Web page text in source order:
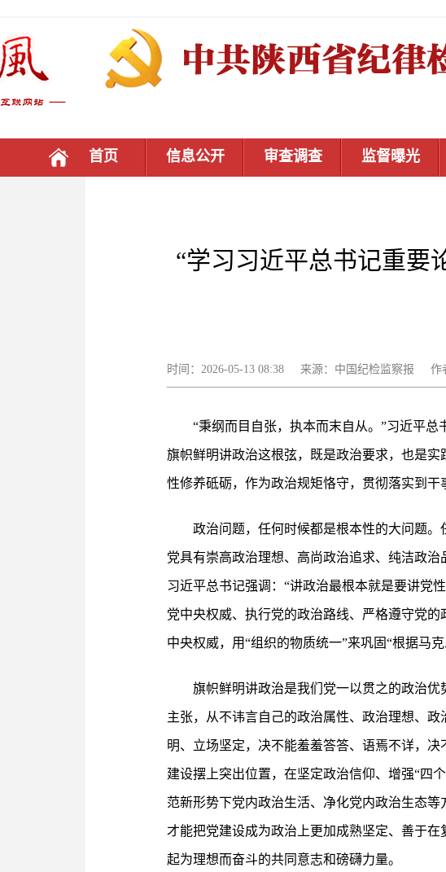
首页 信息公开 审查调查 监督曝光
“学习习近平总书记重
时间：2026-05-13 08:38 来源：中国纪检监察报 作
“秉纲而目自张，执本而末自从。”习近平
旗帜鲜明讲政治这根弦，既是政治要求，也是
性修养砥砺，作为政治规矩恪守，贯彻落实到
政治问题，任何时候都是根本性的大问题
党具有崇高政治理想、高尚政治追求、纯洁政
习近平总书记强调：“讲政治最根本就是要讲党
党中央权威、执行党的政治路线、严格遵守党
中央权威，用“组织的物质统一”来巩固“根据马
旗帜鲜明讲政治是我们党一以贯之的政治
主张，从不讳言自己的政治属性、政治理想、
明、立场坚定，决不能羞羞答答、语焉不详，
建设摆上突出位置，在坚定政治信仰、增强“四
范新形势下党内政治生活、净化党内政治生态
才能把党建设成为政治上更加成熟坚定、善于
起为理想而奋斗的共同意志和磅礴力量。